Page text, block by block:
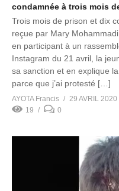
condamnée à trois mois
Trois mois de prison et dix
reçue par Mary
en participant à un
Instagram du 21 avril, la
sa sanction et en explique
parce que j’ai protesté […]
AYOTA Francis
29 AVRIL 2020
19
0